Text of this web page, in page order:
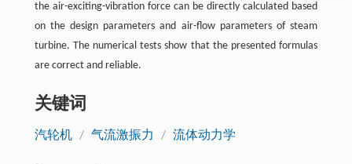
the air-exciting-vibration force can be directly calculated based
on the design parameters and air-flow parameters of steam
turbine. The numerical tests show that the presented formulas
are correct and reliable.
关键词
汽轮机 / 气流激振力 / 流体动力学